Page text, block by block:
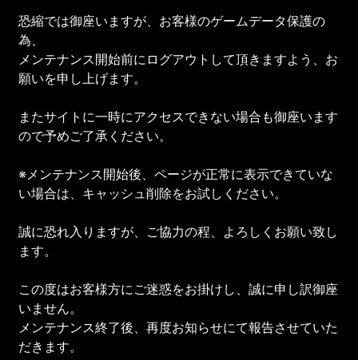
恐縮では御座いますが、お客様のゲームデータ保護の
為、
メンテナンス開始前にログアウトして頂きますよう、お
願いを申し上げます。
またサイトに一時にアクセスできない場合も御座います
ので予めご了承ください。
※メンテナンス開始後、ページが正常に表示できていな
い場合は、キャッシュ削除をお試しください。
誠に恐れ入りますが、ご協力の程、よろしくお願い致し
ます。
この度はお客様方にご迷惑をお掛けし、誠に申し訳御座
いません。
メンテナンス終了後、再度お知らせにて報告させていた
だきます。